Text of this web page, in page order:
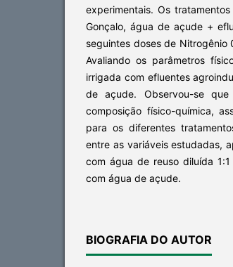
experimentais. Os
Gonçalo, água de açude +
seguintes doses de
Avaliando os parâmetros
irrigada com efluentes
de açude. Observou-se
composição físico-química,
para os diferentes
entre as variáveis estudadas,
com água de reuso diluída
com água de açude.
BIOGRAFIA DO AUTOR